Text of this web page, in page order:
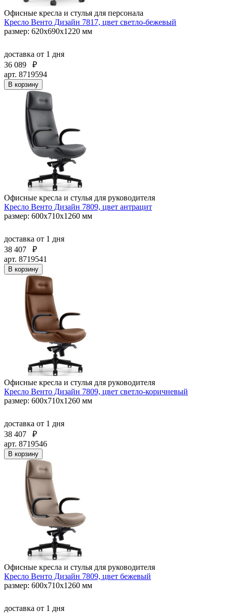
Офисные кресла и стулья для персонала
Кресло Венто Дизайн 7817, цвет светло-бежевый
размер: 620х690х1220 мм
доставка от 1 дня
36 089
₽
арт. 8719594
В корзину
Офисные кресла и стулья для руководителя
Кресло Венто Дизайн 7809, цвет антрацит
размер: 600х710х1260 мм
доставка от 1 дня
38 407
₽
арт. 8719541
В корзину
Офисные кресла и стулья для руководителя
Кресло Венто Дизайн 7809, цвет светло-коричневый
размер: 600х710х1260 мм
доставка от 1 дня
38 407
₽
арт. 8719546
В корзину
Офисные кресла и стулья для руководителя
Кресло Венто Дизайн 7809, цвет бежевый
размер: 600х710х1260 мм
доставка от 1 дня